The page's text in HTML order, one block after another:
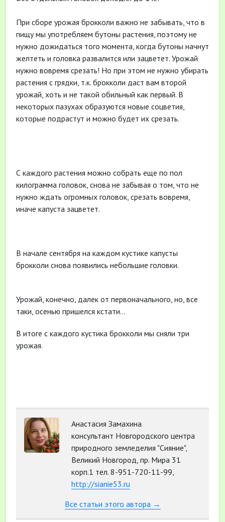
При сборе урожая брокколи важно не забывать, что в
пищу мы употребляем бутоны растения, поэтому не
нужно дожидаться того момента, когда бутоны начнут
желтеть и головка развалится или зацветет. Урожай
нужно вовремя срезать! Но при этом не нужно убирать
растения с грядки, т.к. брокколи даст вам второй
урожай, хоть и не такой обильный как первый. В
некоторых пазухах образуются новые соцветия,
которые подрастут и можно будет их срезать.
С каждого растения можно собрать еще по пол
килограмма головок, снова не забывая о том, что не
нужно ждать огромных головок, срезать вовремя,
иначе капуста зацветет.
В начале сентября на каждом кустике капусты
брокколи снова появились небольшие головки.
Урожай, конечно, далек от первоначального, но, все
таки, осенью пришелся кстати…
В итоге с каждого кустика брокколи мы сняли три
урожая.
Анастасия Замахина
консультант Новгородского центра
природного земледелия "Сияние",
Великий Новгород, пр. Мира 31
корп.1 тел. 8-951-720-11-99,
http://sianie53.ru
Все статьи этого автора →